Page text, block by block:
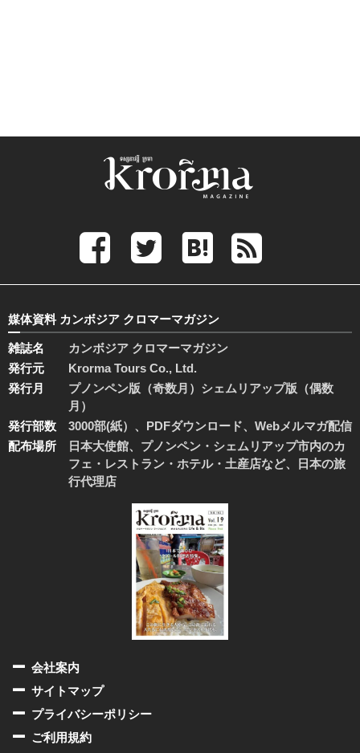
媒体資料 カンボジア クロマーマガジン
雑誌名
カンボジア クロマーマガジン
発行元
Krorma Tours Co., Ltd.
発行月
プノンペン版（奇数月）シェムリアップ版（偶数
月）
発行部数
3000部(紙）、PDFダウンロード、Webメルマガ配信
配布場所
日本大使館、プノンペン・シェムリアップ市内のカ
フェ・レストラン・ホテル・土産店など、日本の旅
行代理店
会社案内
サイトマップ
プライバシーポリシー
ご利用規約